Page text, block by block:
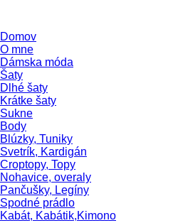
Domov
O mne
Dámska móda
Šaty
Dlhé šaty
Krátke šaty
Sukne
Body
Blúzky, Tuniky
Svetrík, Kardigán
Croptopy, Topy
Nohavice, overaly
Pančušky, Legíny
Spodné prádlo
Kabát, Kabátik,Kimono